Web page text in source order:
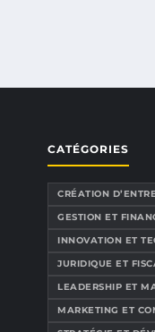
CATÉGORIES
CRÉATION
GESTION ET
INNOVATION ET
JURIDIQUE ET
LEADERSHIP ET
MARKETING ET